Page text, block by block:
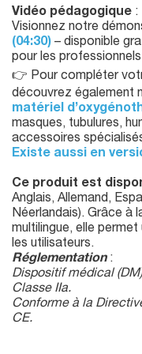
Vidéo pédagogique :
Visionnez notre
(04:30) – disponible
pour les
👉 Pour compléter
découvrez également
matériel
masques, tubulures,
accessoires
Existe aussi en
Ce produit est
Anglais, Allemand,
Néerlandais). Grâce à
multilingue, elle
les utilisateurs.
Réglementation :
Dispositif médical
Classe IIa.
Conforme à la
CE.